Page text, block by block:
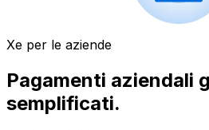
Xe per le aziende
Pagamenti aziendali
semplificati.